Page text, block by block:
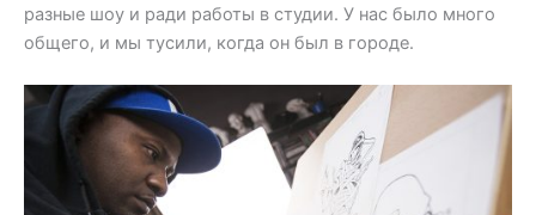
разные шоу и ради работы в студии. У нас было много
общего, и мы тусили, когда он был в городе.